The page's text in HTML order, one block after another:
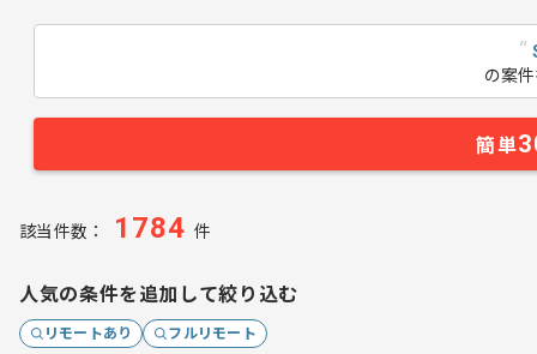
“
の案
簡単
該当件数： 1784 件
人気の条件を追加して絞り込む
リモートあり フルリモート